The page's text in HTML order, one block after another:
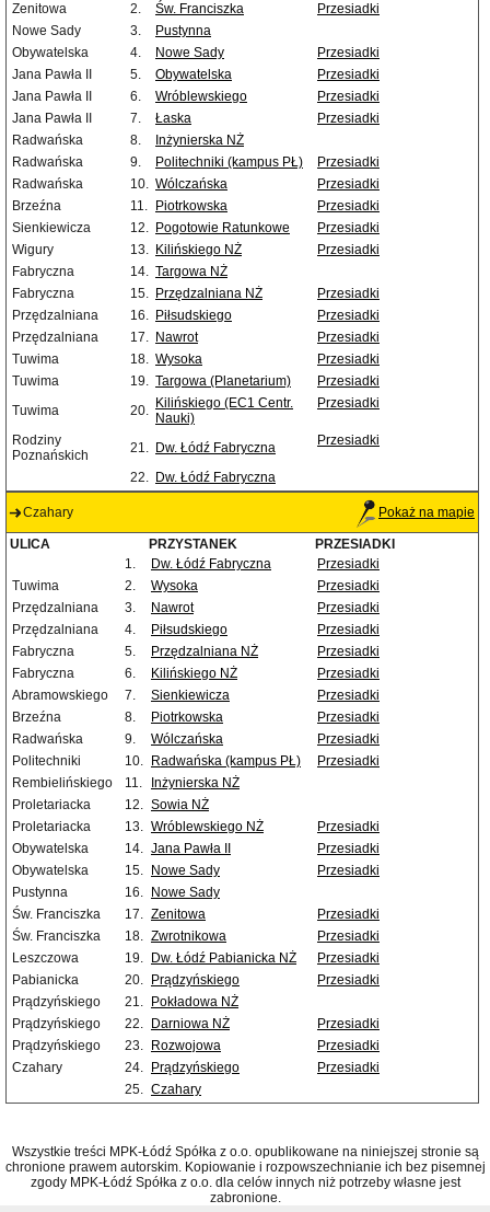
Zenitowa
2. Św. Franciszka
Przesiadki
Nowe Sady
3.
Pustynna
Obywatelska
4. Nowe Sady
Przesiadki
Jana Pawła II
5. Obywatelska
Przesiadki
Jana Pawła II
6. Wróblewskiego
Przesiadki
Jana Pawła II
7. Łaska
Przesiadki
Radwańska
8.
Inżynierska NŻ
Radwańska
9. Politechniki (kampus PŁ)
Przesiadki
Radwańska
10. Wólczańska
Przesiadki
Brzeźna
11. Piotrkowska
Przesiadki
Sienkiewicza
12. Pogotowie Ratunkowe
Przesiadki
Wigury
13. Kilińskiego NŻ
Przesiadki
Fabryczna
14. Targowa NŻ
Fabryczna
15. Przędzalniana NŻ
Przesiadki
Przędzalniana
16. Piłsudskiego
Przesiadki
Przędzalniana
17. Nawrot
Przesiadki
Tuwima
18. Wysoka
Przesiadki
Tuwima
19. Targowa (Planetarium)
Przesiadki
Tuwima
20. Kilińskiego (EC1 Centr.
Nauki)
Przesiadki
Rodziny
Poznańskich
21. Dw. Łódź Fabryczna Przesiadki
22. Dw. Łódź Fabryczna
Czahary Pokaż na mapie
ULICA PRZYSTANEK
PRZESIADKI
1.
Dw. Łódź Fabryczna
Przesiadki
Tuwima
2. Wysoka
Przesiadki
Przędzalniana
3. Nawrot
Przesiadki
Przędzalniana
4. Piłsudskiego
Przesiadki
Fabryczna
5. Przędzalniana NŻ
Przesiadki
Fabryczna
6. Kilińskiego NŻ
Przesiadki
Abramowskiego
7. Sienkiewicza
Przesiadki
Brzeźna
8. Piotrkowska
Przesiadki
Radwańska
9. Wólczańska
Przesiadki
Politechniki
10. Radwańska (kampus PŁ)
Przesiadki
Rembielińskiego
11.
Inżynierska NŻ
Proletariacka
12. Sowia NŻ
Proletariacka
13. Wróblewskiego NŻ
Przesiadki
Obywatelska
14. Jana Pawła II
Przesiadki
Obywatelska
15. Nowe Sady
Przesiadki
Pustynna
16.
Nowe Sady
Św. Franciszka
17. Zenitowa
Przesiadki
Św. Franciszka
18. Zwrotnikowa
Przesiadki
Leszczowa
19. Dw. Łódź Pabianicka NŻ
Przesiadki
Pabianicka
20. Prądzyńskiego
Przesiadki
Prądzyńskiego
21.
Pokładowa NŻ
Prądzyńskiego
22. Darniowa NŻ
Przesiadki
Prądzyńskiego
23. Rozwojowa
Przesiadki
Czahary
24. Prądzyńskiego
Przesiadki
25. Czahary
Wszystkie treści MPK-Łódź Spółka z o.o. opublikowane na niniejszej stronie są
chronione prawem autorskim. Kopiowanie i rozpowszechnianie ich bez pisemnej
zgody MPK-Łódź Spółka z o.o. dla celów innych niż potrzeby własne jest
zabronione.